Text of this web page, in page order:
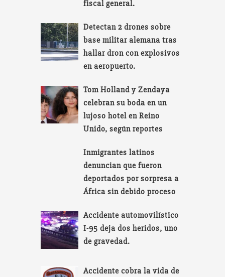
fiscal general.
Detectan 2 drones sobre
base militar alemana tras
hallar dron con explosivos
en aeropuerto.
Tom Holland y Zendaya
celebran su boda en un
lujoso hotel en Reino
Unido, según reportes
Inmigrantes latinos
denuncian que fueron
deportados por sorpresa a
África sin debido proceso
Accidente automovilístico
I-95 deja dos heridos, uno
de gravedad.
Accidente cobra la vida de